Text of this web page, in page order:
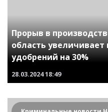
Прорыв в
область
удобрений на 30%
28.03.202418:49